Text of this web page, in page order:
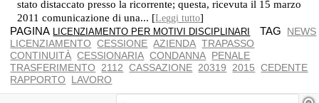
stato distaccato presso la ricorrente; questa, ricevuta il 15 marzo
2011 comunicazione di una... [Leggi tutto]
PAGINA LICENZIAMENTO PER MOTIVI DISCIPLINARI TAG NEWS
LICENZIAMENTO CESSIONE AZIENDA TRAPASSO
CONTINUITÀ CESSIONARIA CONDANNA PENALE
TRASFERIMENTO
2112 CASSAZIONE 20319 2015 CEDENTE
RAPPORTO
LAVORO